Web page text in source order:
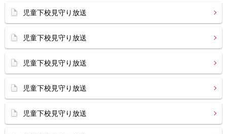
児童下校見守り放送
児童下校見守り放送
児童下校見守り放送
児童下校見守り放送
児童下校見守り放送